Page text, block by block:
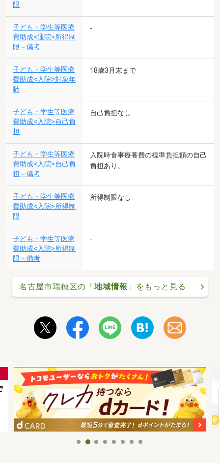
限
子ども・学生等医療
費助成<通院>所得制
限－備考
-
子ども・学生等医療
費助成<入院>対象年
齢
18歳3月末まで
子ども・学生等医療
費助成<入院>自己負
担
自己負担なし
子ども・学生等医療
費助成<入院>自己負
担－備考
入院時食事療養費の標準負担額の自己
負担あり。
子ども・学生等医療
費助成<入院>所得制
限
所得制限なし
子ども・学生等医療
費助成<入院>所得制
限－備考
-
名古屋市瑞穂区の「地域情報 」をもっと見る